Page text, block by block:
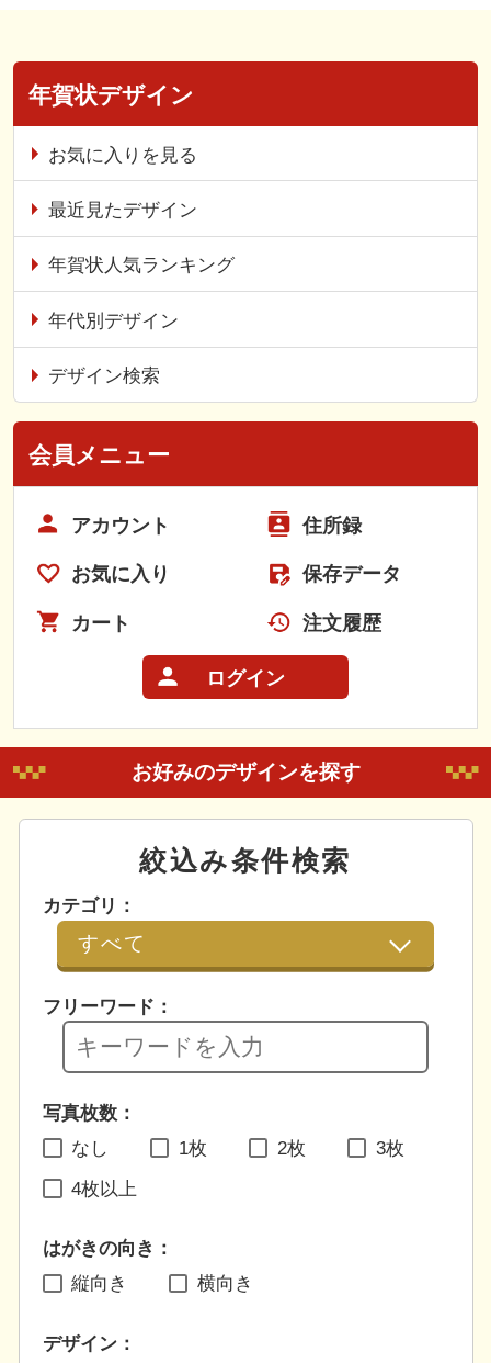
年賀状デザイン
お気に入りを見る
最近見たデザイン
年賀状人気ランキング
年代別デザイン
デザイン検索
会員メニュー
アカウント 住所録
お気に入り 保存データ
カート 注文履歴
ログイン
お好みのデザインを探す
絞込み条件検索
カテゴリ：
フリーワード：
写真枚数：
なし
1枚 2枚 3枚
4枚以上
はがきの向き：
縦向き
横向き
デザイン：